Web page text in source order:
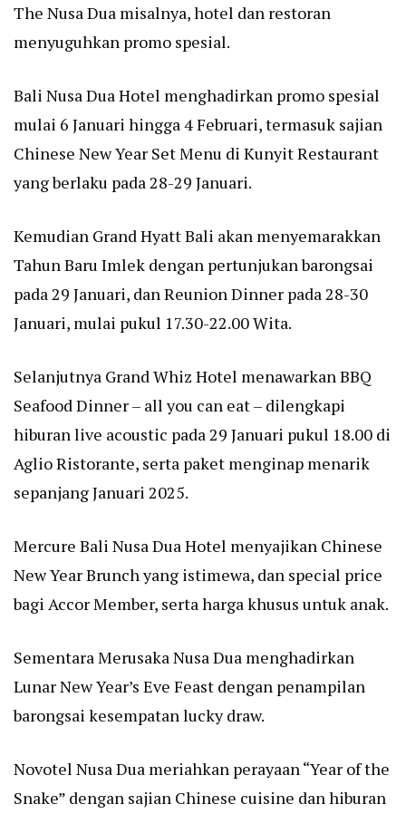
The Nusa Dua misalnya, hotel dan restoran
menyuguhkan promo spesial.
Bali Nusa Dua Hotel menghadirkan promo spesial
mulai 6 Januari hingga 4 Februari, termasuk sajian
Chinese New Year Set Menu di Kunyit Restaurant
yang berlaku pada 28-29 Januari.
Kemudian Grand Hyatt Bali akan menyemarakkan
Tahun Baru Imlek dengan pertunjukan barongsai
pada 29 Januari, dan Reunion Dinner pada 28-30
Januari, mulai pukul 17.30-22.00 Wita.
Selanjutnya Grand Whiz Hotel menawarkan BBQ
Seafood Dinner – all you can eat – dilengkapi
hiburan live acoustic pada 29 Januari pukul 18.00 di
Aglio Ristorante, serta paket menginap menarik
sepanjang Januari 2025.
Mercure Bali Nusa Dua Hotel menyajikan Chinese
New Year Brunch yang istimewa, dan special price
bagi Accor Member, serta harga khusus untuk anak.
Sementara Merusaka Nusa Dua menghadirkan
Lunar New Year’s Eve Feast dengan penampilan
barongsai kesempatan lucky draw.
Novotel Nusa Dua meriahkan perayaan “Year of the
Snake” dengan sajian Chinese cuisine dan hiburan